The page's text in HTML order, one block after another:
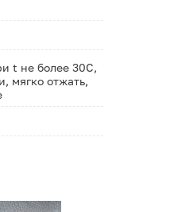
t не более 30С,
мягко отжать,